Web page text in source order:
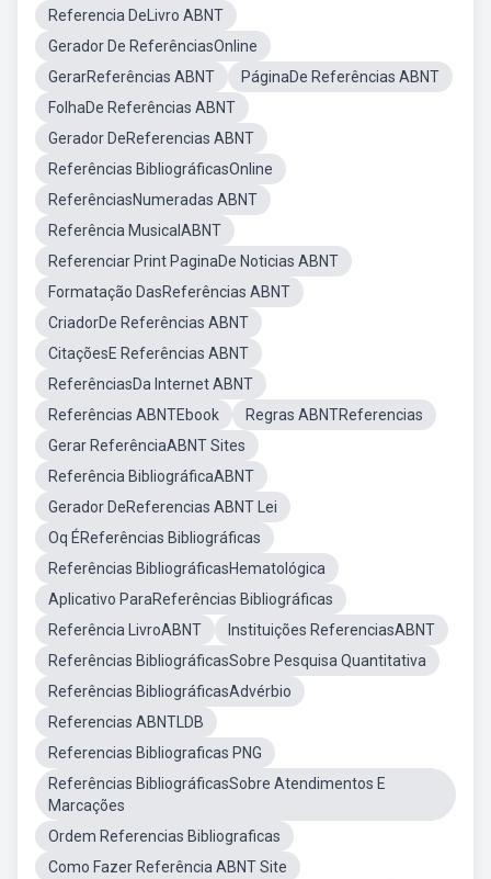
Referencia DeLivro ABNT
Gerador De ReferênciasOnline
GerarReferências ABNT
PáginaDe Referências ABNT
FolhaDe Referências ABNT
Gerador DeReferencias ABNT
Referências BibliográficasOnline
ReferênciasNumeradas ABNT
Referência MusicalABNT
Referenciar Print PaginaDe Noticias ABNT
Formatação DasReferências ABNT
CriadorDe Referências ABNT
CitaçõesE Referências ABNT
ReferênciasDa Internet ABNT
Referências ABNTEbook
Regras ABNTReferencias
Gerar ReferênciaABNT Sites
Referência BibliográficaABNT
Gerador DeReferencias ABNT Lei
Oq ÉReferências Bibliográficas
Referências BibliográficasHematológica
Aplicativo ParaReferências Bibliográficas
Referência LivroABNT
Instituições ReferenciasABNT
Referências BibliográficasSobre Pesquisa Quantitativa
Referências BibliográficasAdvérbio
Referencias ABNTLDB
Referencias Bibliograficas PNG
Referências BibliográficasSobre Atendimentos E
Marcações
Ordem Referencias Bibliograficas
Como Fazer Referência ABNT Site